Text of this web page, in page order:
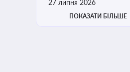
27 липня 2026
ПОКАЗАТИ БІЛЬШЕ